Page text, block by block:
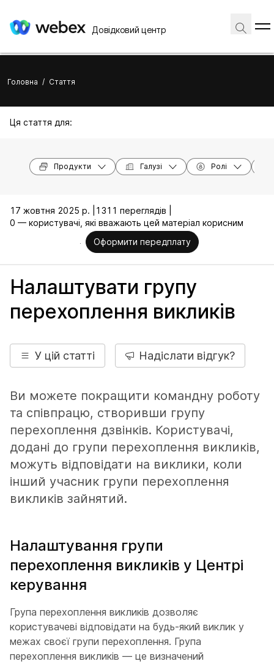
Довідковий центр
Головна / Стаття
Ця стаття для:
Продукти Галузі Ролі
17 жовтня 2025 р. |
1311 переглядів |
0 — користувачі, які вважають цей матеріал корисним
Оформити передплату
Налаштувати групу
перехоплення викликів
У цій статті Надіслати відгук?
Ви можете покращити командну роботу
та співпрацю, створивши групу
перехоплення дзвінків. Користувачі,
додані до групи перехоплення викликів,
можуть відповідати на виклики, коли
інший учасник групи перехоплення
викликів зайнятий.
Налаштування групи
перехоплення викликів у Центрі
керування
Група перехоплення викликів дозволяє
користувачеві відповідати на будь-який виклик у
межах своєї групи перехоплення. Група
перехоплення викликів — це визначений